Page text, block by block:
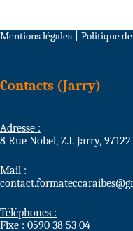
Mentions légales Politique
Contacts (Jarry)
Adresse :
8 Rue Nobel, Z.I. Jarry,
Mail :
Téléphones :
Fixe : 0590 38 53 04